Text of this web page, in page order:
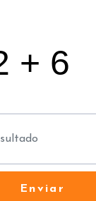
Enviar